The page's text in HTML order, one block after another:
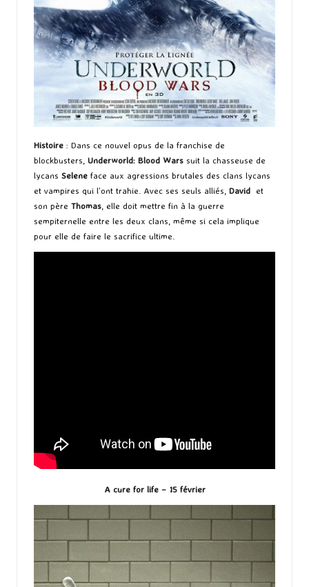
Histoire : Dans ce nouvel opus de la franchise de
blockbusters, Underworld: Blood Wars suit la chasseuse de
lycans Selene face aux agressions brutales des clans lycans
et vampires qui l’ont trahie. Avec ses seuls alliés, David et
son père Thomas , elle doit mettre fin à la guerre
sempiternelle entre les deux clans, même si cela implique
pour elle de faire le sacrifice ultime.
A cure for life – 15 février